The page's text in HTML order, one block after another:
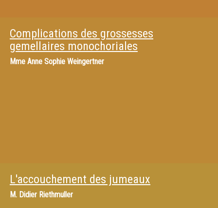
Complications des grossesses
gemellaires monochoriales
Mme Anne Sophie Weingertner
L'accouchement des jumeaux
M. Didier Riethmuller